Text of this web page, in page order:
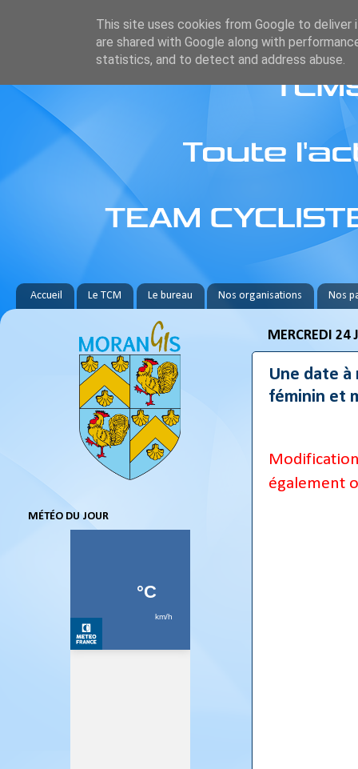
Accueil Le TCM Le bureau Nos organisations Nos
MERCREDI 24
Une date à
féminin et
également
MÉTÉO DU JOUR
This site uses cookies from Google to deliver
are shared with Google along with
statistics, and to detect and address abuse.